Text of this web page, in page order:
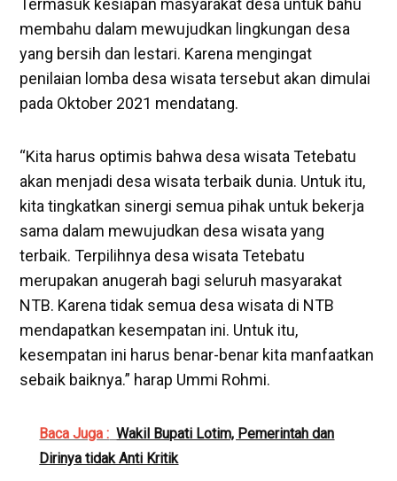
Termasuk kesiapan masyarakat desa untuk bahu
membahu dalam mewujudkan lingkungan desa
yang bersih dan lestari. Karena mengingat
penilaian lomba desa wisata tersebut akan dimulai
pada Oktober 2021 mendatang.
“Kita harus optimis bahwa desa wisata Tetebatu
akan menjadi desa wisata terbaik dunia. Untuk itu,
kita tingkatkan sinergi semua pihak untuk bekerja
sama dalam mewujudkan desa wisata yang
terbaik. Terpilihnya desa wisata Tetebatu
merupakan anugerah bagi seluruh masyarakat
NTB. Karena tidak semua desa wisata di NTB
mendapatkan kesempatan ini. Untuk itu,
kesempatan ini harus benar-benar kita manfaatkan
sebaik baiknya.” harap Ummi Rohmi.
Baca Juga : Wakil Bupati Lotim, Pemerintah dan
Dirinya tidak Anti Kritik